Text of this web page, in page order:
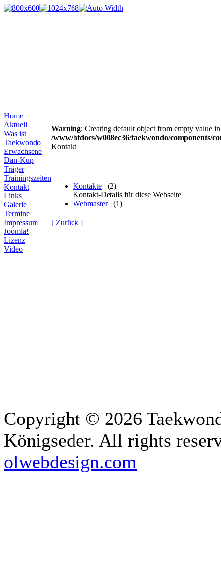
Home
Aktuell
Was ist
Taekwondo
Erwachsene
Dan-Kup
Träger
Trainingszeiten
Kontakt
Links
Galerie
Termine
Impressum
Joomla!
Lizenz
Video
Warning: Creating default object from empty value in
/www/htdocs/w008ec36/taekwondo/components/
Kontakt
Kontakte
(2)
Kontakt-Details für diese Webseite
Webmaster
(1)
[ Zurück ]
Copyright © 2026
Königseder. All rights
olwebdesign.com